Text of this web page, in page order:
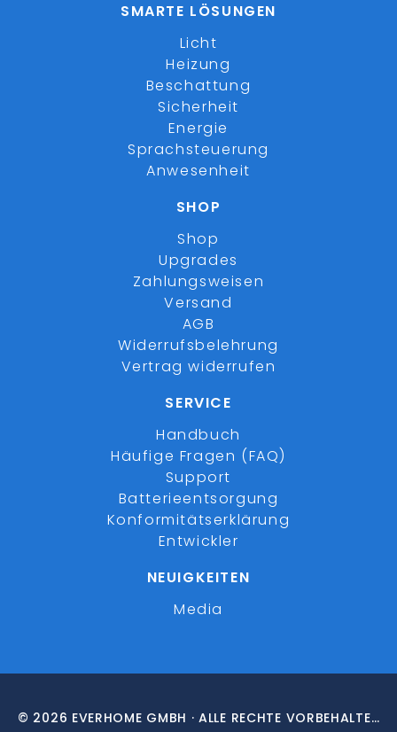
SMARTE LÖSUNGEN
Licht
Heizung
Beschattung
Sicherheit
Energie
Sprachsteuerung
Anwesenheit
SHOP
Shop
Upgrades
Zahlungsweisen
Versand
AGB
Widerrufsbelehrung
Vertrag widerrufen
SERVICE
Handbuch
Häufige Fragen (FAQ)
Support
Batterieentsorgung
Konformitätserklärung
Entwickler
NEUIGKEITEN
Media
© 2026 EVERHOME GMBH · ALLE RECHTE VORBEHALTEN